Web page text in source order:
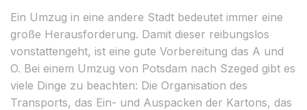
Ein Umzug in eine andere Stadt bedeutet immer eine
große Herausforderung. Damit dieser reibungslos
vonstattengeht, ist eine gute Vorbereitung das A und
O. Bei einem Umzug von Potsdam nach Szeged gibt es
viele Dinge zu beachten: Die Organisation des
Transports, das Ein- und Auspacken der Kartons, das